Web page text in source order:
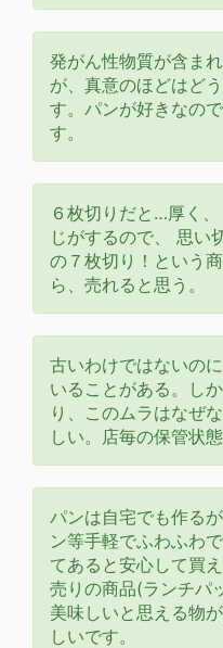
発がん性物質が含ま
が、真意のほどはど
す。パンが好きなの
す。
６枚切りだと…厚く
じがするので、 思い
の７枚切り！という
ら、売れると思う。
古いわけではないの
いることがある。し
り、このムラはなぜ
しい。店毎の保管状
パンは自宅でも作る
ン等手軽でふわふわ
てあると安心して買
売りの商品(ランチパ
美味しいと思える物
しいです。